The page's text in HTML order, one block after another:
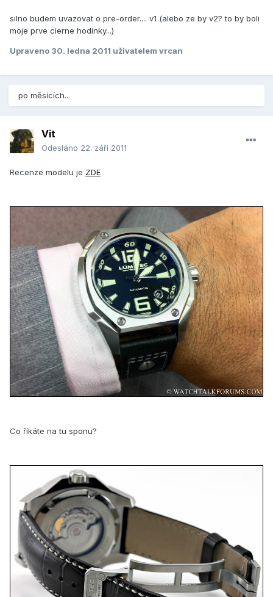
silno budem uvazovat o pre-order.... v1 (alebo ze by v2? to by boli
moje prve cierne hodinky...)
Upraveno 30. ledna 2011 uživatelem vrcan
po měsících...
Vit
Odesláno 22. září 2011
Recenze modelu je ZDE
Co říkáte na tu sponu?